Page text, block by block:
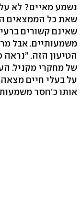
נשמע מאיים? לא
שאת כל הממצאים
שאינם קשורים
משמעותיים. אבל
הטיעון הזה.
של מחקרי מקניל.
על בעלי חיים
אותו כ’חסר